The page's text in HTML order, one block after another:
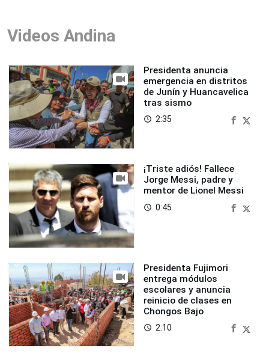
Videos Andina
Presidenta anuncia
emergencia en distritos
de Junín y Huancavelica
tras sismo
access_time 2:35
¡Triste adiós! Fallece
Jorge Messi, padre y
mentor de Lionel Messi
access_time 0:45
Presidenta Fujimori
entrega módulos
escolares y anuncia
reinicio de clases en
Chongos Bajo
access_time 2:10